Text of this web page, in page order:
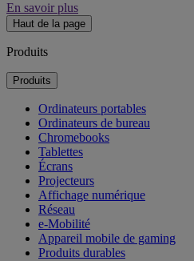
En savoir plus
Haut de la page
Produits
Produits
Ordinateurs portables
Ordinateurs de bureau
Chromebooks
Tablettes
Écrans
Projecteurs
Affichage numérique
Réseau
e-Mobilité
Appareil mobile de gaming
Produits durables